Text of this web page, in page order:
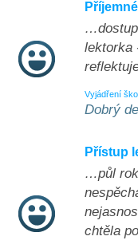
lektorka
Vyjádření
Dobrý
Přístup
…půl
chtěla